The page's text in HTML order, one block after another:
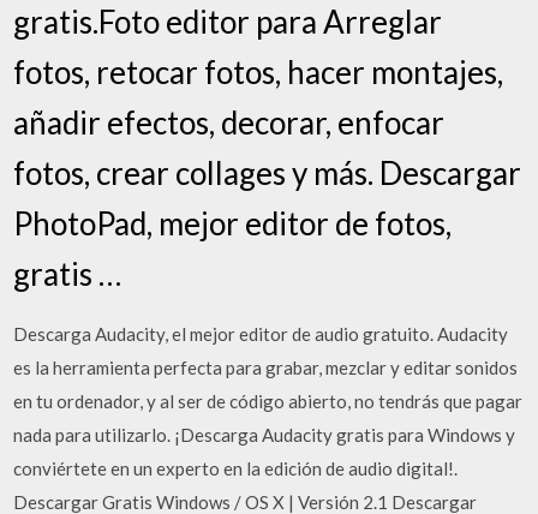
gratis.Foto editor para Arreglar
fotos, retocar fotos, hacer montajes,
añadir efectos, decorar, enfocar
fotos, crear collages y más. Descargar
PhotoPad, mejor editor de fotos,
gratis …
Descarga Audacity, el mejor editor de audio gratuito. Audacity
es la herramienta perfecta para grabar, mezclar y editar sonidos
en tu ordenador, y al ser de código abierto, no tendrás que pagar
nada para utilizarlo. ¡Descarga Audacity gratis para Windows y
conviértete en un experto en la edición de audio digital!.
Descargar Gratis Windows / OS X | Versión 2.1 Descargar